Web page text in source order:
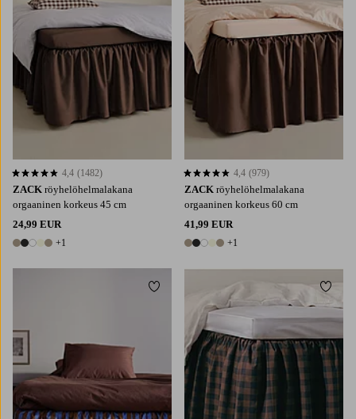
ZACK röyhelöhelmalakana
orgaaninen korkeus 45 cm
24,99 EUR
6 värejä
+1
4,4 perustuen 1482 arvosanaan
4,4 (1482)
ZACK röyhelöhelmalakana
orgaaninen korkeus 60 cm
41,99 EUR
6 värejä
+1
4,4 perustuen 979 arvosanaan
4,4 (979)
Lisää suosikkeihin
180X200
Lisää
90X200 120X200140X200160X200
180X200